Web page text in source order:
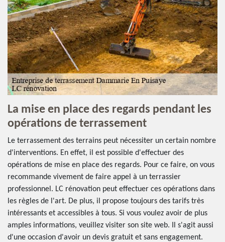
La mise en place des regards pendant les
opérations de terrassement
Le terrassement des terrains peut nécessiter un certain nombre
d'interventions. En effet, il est possible d'effectuer des
opérations de mise en place des regards. Pour ce faire, on vous
recommande vivement de faire appel à un terrassier
professionnel. LC rénovation peut effectuer ces opérations dans
les règles de l'art. De plus, il propose toujours des tarifs très
intéressants et accessibles à tous. Si vous voulez avoir de plus
amples informations, veuillez visiter son site web. Il s'agit aussi
d'une occasion d'avoir un devis gratuit et sans engagement.